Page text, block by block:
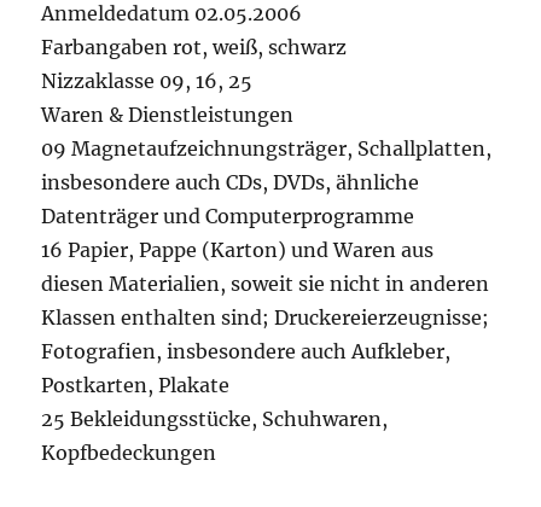
Anmeldedatum 02.05.2006
Farbangaben rot, weiß, schwarz
Nizzaklasse 09, 16, 25
Waren & Dienstleistungen
09 Magnetaufzeichnungsträger, Schallplatten,
insbesondere auch CDs, DVDs, ähnliche
Datenträger und Computerprogramme
16 Papier, Pappe (Karton) und Waren aus
diesen Materialien, soweit sie nicht in anderen
Klassen enthalten sind; Druckereierzeugnisse;
Fotografien, insbesondere auch Aufkleber,
Postkarten, Plakate
25 Bekleidungsstücke, Schuhwaren,
Kopfbedeckungen